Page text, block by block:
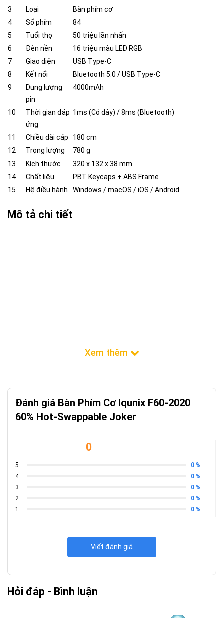
3
Loại
Bàn phím cơ
4
Số phím
84
5
Tuổi thọ
50 triệu lần nhấn
6
Đèn nền
16 triệu màu LED RGB
7
Giao diện
USB Type-C
8
Kết nối
Bluetooth 5.0 / USB Type-C
9
Dung lượng
pin
4000mAh
10
Thời gian đáp
ứng
1ms (Có dây) / 8ms (Bluetooth)
11 Chiều dài cáp
180 cm
12
Trọng lượng
780 g
13
Kích thước
320 x 132 x 38 mm
14
Chất liệu
PBT Keycaps + ABS Frame
15
Hệ điều hành Windows / macOS / iOS / Android
Mô tả chi tiết
Đánh giá Bàn Phím Cơ Iqunix F60-2020
60% Hot-Swappable Joker
0
5
0 %
4
0 %
3
0 %
2
0 %
1
0 %
Viết đánh giá
Hỏi đáp - Bình luận